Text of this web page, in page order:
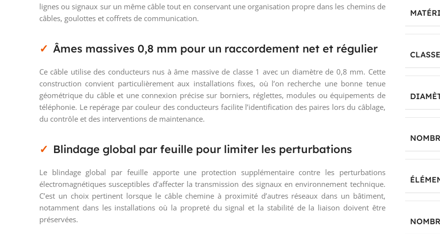
lignes ou signaux sur un même câble tout en conservant une organisation propre dans les chemins de
câbles, goulottes et coffrets de communication.
Âmes massives 0,8 mm pour un raccordement net et régulier
Ce câble utilise des conducteurs nus à âme massive de classe 1 avec un diamètre de 0,8 mm. Cette
construction convient particulièrement aux installations fixes, où l’on recherche une bonne tenue
géométrique du câble et une connexion précise sur borniers, réglettes, modules ou équipements de
téléphonie. Le repérage par couleur des conducteurs facilite l’identification des paires lors du câblage,
du contrôle et des interventions de maintenance.
Blindage global par feuille pour limiter les perturbations
Le blindage global par feuille apporte une protection supplémentaire contre les perturbations
électromagnétiques susceptibles d’affecter la transmission des signaux en environnement technique.
C’est un choix pertinent lorsque le câble chemine à proximité d’autres réseaux dans un bâtiment,
notamment dans les installations où la propreté du signal et la stabilité de la liaison doivent être
préservées.